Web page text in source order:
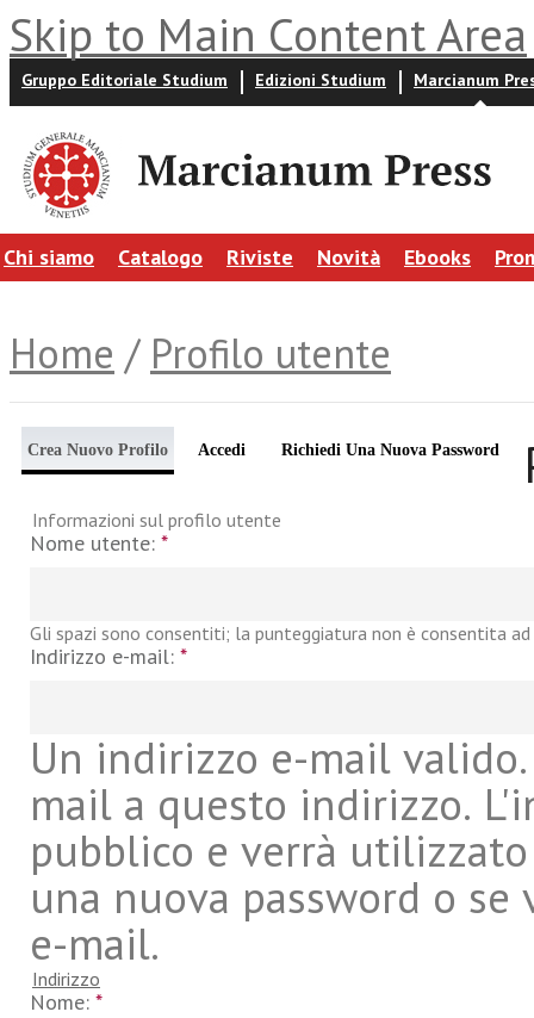
Skip to Main Content Area
Gruppo Editoriale Studium Edizioni Studium Marcianum
Chi siamo Catalogo Riviste Novità Ebooks
Home / Profilo utente
Crea Nuovo Profilo Accedi Richiedi Una Nuova Password
Informazioni sul profilo utente
Nome utente: *
Gli spazi sono consentiti; la punteggiatura non è consentita
Indirizzo e-mail: *
Un indirizzo e-mail
mail a questo indirizzo.
pubblico e verrà
una nuova password o
e-mail.
Indirizzo
Nome: *